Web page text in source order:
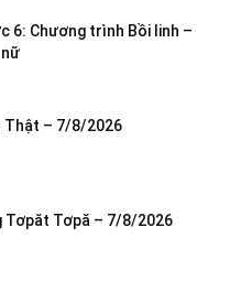
6: Chương trình Bồi linh –
nữ
Thật – 7/8/2026
Tơpăt Tơpă – 7/8/2026